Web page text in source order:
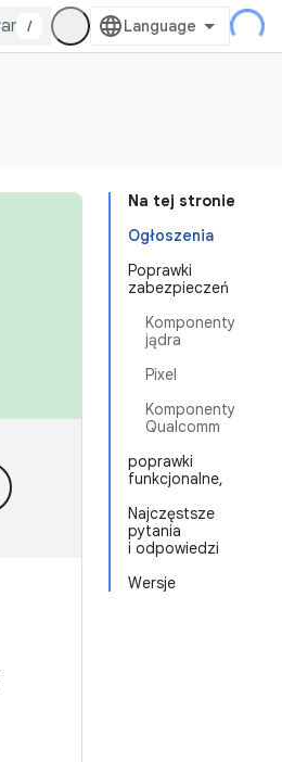
/
Na tej stronie
Ogłoszenia
Poprawki
zabezpieczeń
Komponenty
jądra
Pixel
Komponenty
Qualcomm
poprawki
funkcjonalne,
Najczęstsze
pytania
i odpowiedzi
Wersje